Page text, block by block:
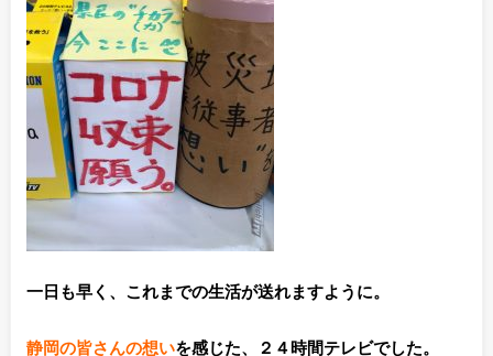
一日も早く、これまでの生活が送れますように。
静岡の皆さんの想いを感じた、２４時間テレビでした。